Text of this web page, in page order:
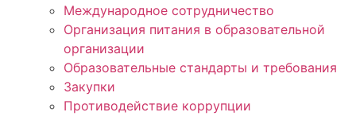
Международное сотрудничество
Организация питания в образовательной
организации
Образовательные стандарты и требования
Закупки
Противодействие коррупции